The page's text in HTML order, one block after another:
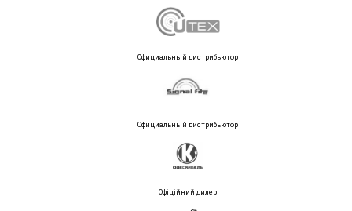
Официальный дистрибьютор
Официальный дистрибьютор
Офіційний дилер